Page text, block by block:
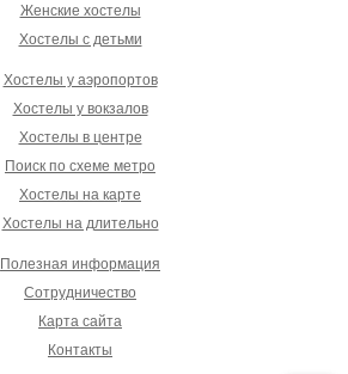
Женские хостелы
Хостелы с детьми
Хостелы у аэропортов
Хостелы у вокзалов
Хостелы в центре
Поиск по схеме метро
Хостелы на карте
Хостелы на длительно
Полезная информация
Сотрудничество
Карта сайта
Контакты